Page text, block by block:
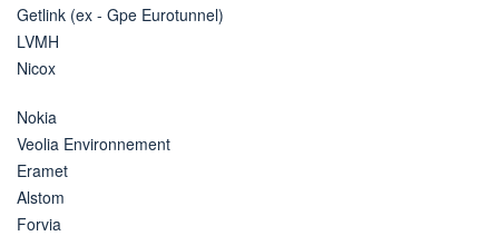
Getlink (ex - Gpe Eurotunnel)
LVMH
Nicox
Nokia
Veolia Environnement
Eramet
Alstom
Forvia